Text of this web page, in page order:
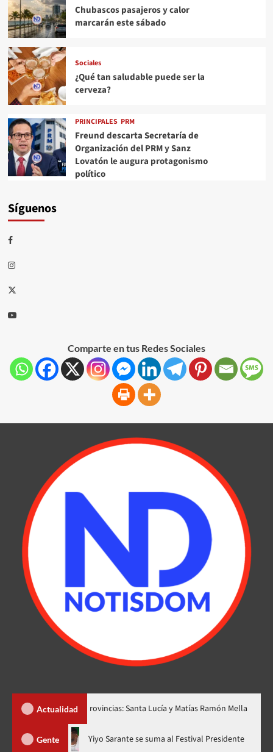
Chubascos pasajeros y calor
marcarán este sábado
Sociales
¿Qué tan saludable puede ser la
cerveza?
PRINCIPALES PRM
Freund descarta Secretaría de
Organización del PRM y Sanz
Lovatón le augura protagonismo
político
Síguenos
Comparte en tus Redes Sociales
Actualidad
dos nuevas provincias: Santa Lucía y Matías Ramón Mella
Gente
en nuevo horario Yiyo Sarante se suma al Festival